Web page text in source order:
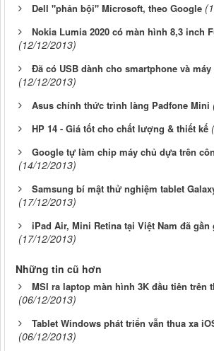
Dell "phản bội" Microsoft, theo Google
Nokia Lumia 2020 có màn hình 8,3 inch
(12/12/2013)
Đã có USB dành cho smartphone và
(12/12/2013)
Asus chính thức trình làng Padfone Mini
HP 14 - Giá tốt cho chất lượng & thiết kế
Google tự làm chip máy chủ dựa trên
(14/12/2013)
Samsung bí mật thử nghiệm tablet
(17/12/2013)
iPad Air, Mini Retina tại Việt Nam đã gần
(17/12/2013)
Những tin cũ hơn
MSI ra laptop màn hình 3K đầu tiên trên
(06/12/2013)
Tablet Windows phát triển vẫn thua xa
(06/12/2013)